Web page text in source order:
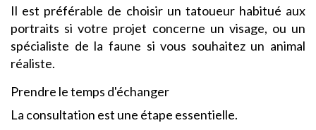
Il est préférable de choisir un tatoueur habitué aux
portraits si votre projet concerne un visage, ou un
spécialiste de la faune si vous souhaitez un animal
réaliste.
Prendre le temps d'échanger
La consultation est une étape essentielle.